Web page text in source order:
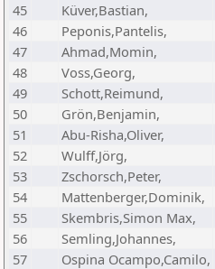
45
Küver,Bastian,
46
Peponis,Pantelis,
47
Ahmad,Momin,
48
Voss,Georg,
49
Schott,Reimund,
50
Grön,Benjamin,
51
Abu-Risha,Oliver,
52
Wulff,Jörg,
53
Zschorsch,Peter,
54
Mattenberger,Dominik,
55
Skembris,Simon Max,
56
Semling,Johannes,
57
Ospina Ocampo,Camilo,